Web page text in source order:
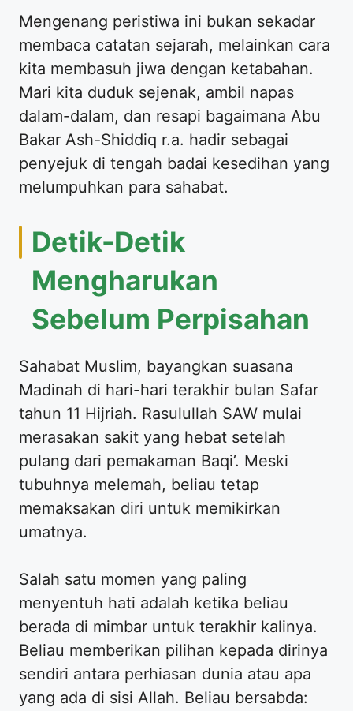
​Mengenang peristiwa ini bukan sekadar
membaca catatan sejarah, melainkan cara
kita membasuh jiwa dengan ketabahan.
Mari kita duduk sejenak, ambil napas
dalam-dalam, dan resapi bagaimana Abu
Bakar Ash-Shiddiq r.a. hadir sebagai
penyejuk di tengah badai kesedihan yang
melumpuhkan para sahabat.
​Detik-Detik
Mengharukan
Sebelum Perpisahan
​Sahabat Muslim, bayangkan suasana
Madinah di hari-hari terakhir bulan Safar
tahun 11 Hijriah. Rasulullah SAW mulai
merasakan sakit yang hebat setelah
pulang dari pemakaman Baqi’. Meski
tubuhnya melemah, beliau tetap
memaksakan diri untuk memikirkan
umatnya.
​Salah satu momen yang paling
menyentuh hati adalah ketika beliau
berada di mimbar untuk terakhir kalinya.
Beliau memberikan pilihan kepada dirinya
sendiri antara perhiasan dunia atau apa
yang ada di sisi Allah. Beliau bersabda: